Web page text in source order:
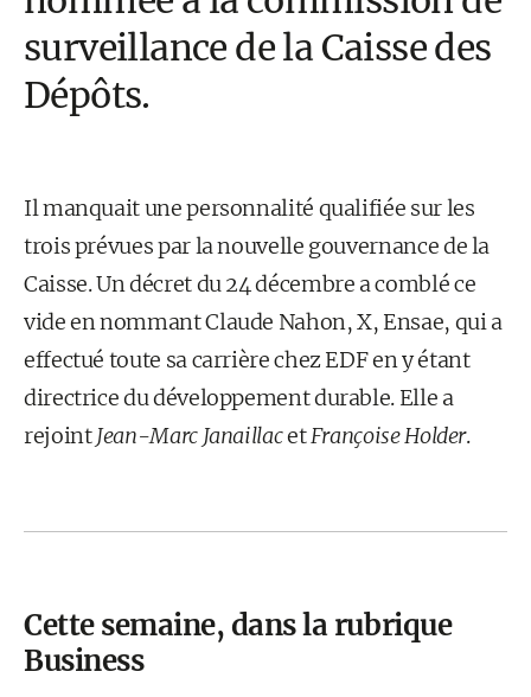
surveillance de la Caisse des
Dépôts.
Il manquait une personnalité qualifiée sur les
trois prévues par la nouvelle gouvernance de la
Caisse. Un décret du 24 décembre a comblé ce
vide en nommant Claude Nahon, X, Ensae, qui a
effectué toute sa carrière chez EDF en y étant
directrice du développement durable. Elle a
rejointJean-Marc JanaillacetFrançoise Holder.
Cette semaine, dans la rubrique
Business